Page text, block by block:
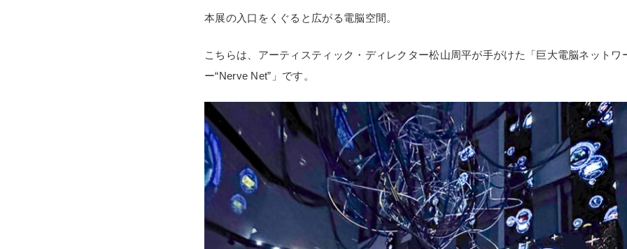
本展の入口をくぐると広がる電脳空間。
こちらは、アーティスティック・ディレクター松山周平が手がけた「巨大電脳ネットワ
ー“Nerve Net”」です。